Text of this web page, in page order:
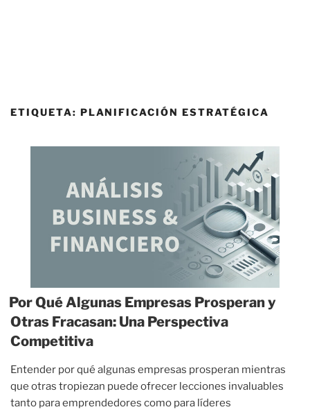
ETIQUETA: PLANIFICACIÓN ESTRATÉGICA
Por Qué Algunas Empresas Prosperan y
Otras Fracasan: Una Perspectiva
Competitiva
Entender por qué algunas empresas prosperan mientras
que otras tropiezan puede ofrecer lecciones invaluables
tanto para emprendedores como para líderes